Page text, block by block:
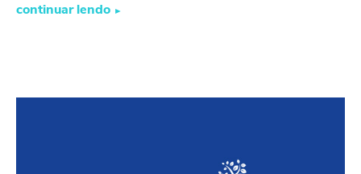
continuar lendo ►